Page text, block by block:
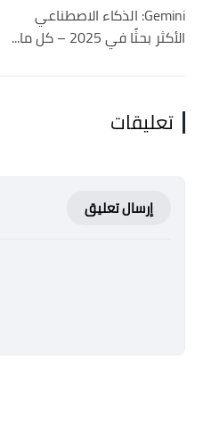
Gemini: الذكاء الاصطناعي
الأكثر بحثًا في 2025 – كل ما...
تعليقات
إرسال تعليق